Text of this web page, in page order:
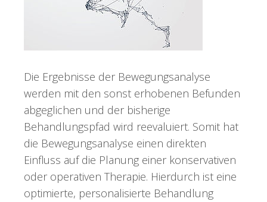
Die Ergebnisse der Bewegungsanalyse
werden mit den sonst erhobenen Befunden
abgeglichen und der bisherige
Behandlungspfad wird reevaluiert. Somit hat
die Bewegungsanalyse einen direkten
Einfluss auf die Planung einer konservativen
oder operativen Therapie. Hierdurch ist eine
optimierte, personalisierte Behandlung